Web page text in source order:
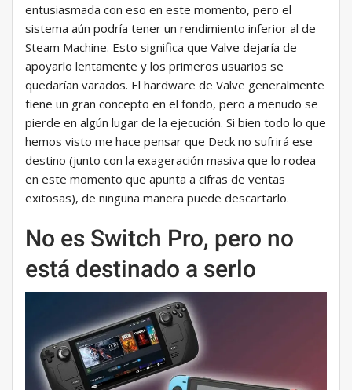
entusiasmada con eso en este momento, pero el
sistema aún podría tener un rendimiento inferior al de
Steam Machine. Esto significa que Valve dejaría de
apoyarlo lentamente y los primeros usuarios se
quedarían varados. El hardware de Valve generalmente
tiene un gran concepto en el fondo, pero a menudo se
pierde en algún lugar de la ejecución. Si bien todo lo que
hemos visto me hace pensar que Deck no sufrirá ese
destino (junto con la exageración masiva que lo rodea
en este momento que apunta a cifras de ventas
exitosas), de ninguna manera puede descartarlo.
No es Switch Pro, pero no
está destinado a serlo